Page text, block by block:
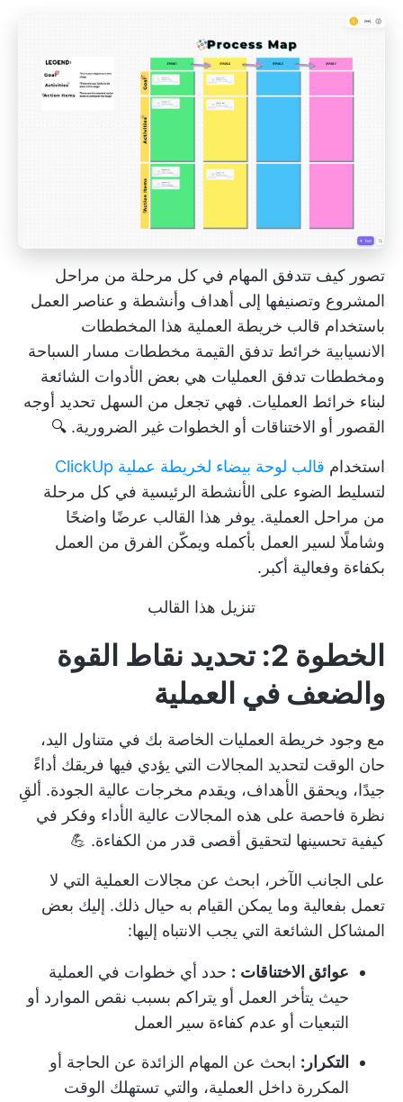
تصور كيف تتدفق المهام في كل مرحلة من مراحل
المشروع وتصنيفها إلى أهداف وأنشطة و عناصر العمل
باستخدام قالب خريطة العملية هذا المخططات
الانسيابية خرائط تدفق القيمة مخططات مسار السباحة
ومخططات تدفق العمليات هي بعض الأدوات الشائعة
لبناء خرائط العمليات. فهي تجعل من السهل تحديد أوجه
القصور أو الاختناقات أو الخطوات غير الضرورية. 🔍
استخدام قالب لوحة بيضاء لخريطة عملية ClickUp
لتسليط الضوء على الأنشطة الرئيسية في كل مرحلة
من مراحل العملية. يوفر هذا القالب عرضًا واضحًا
وشاملًا لسير العمل بأكمله ويمكّن الفرق من العمل
بكفاءة وفعالية أكبر.
تنزيل هذا القالب
الخطوة 2: تحديد نقاط القوة
والضعف في العملية
مع وجود خريطة العمليات الخاصة بك في متناول اليد،
حان الوقت لتحديد المجالات التي يؤدي فيها فريقك أداءً
جيدًا، ويحقق الأهداف، ويقدم مخرجات عالية الجودة. ألقِ
نظرة فاحصة على هذه المجالات عالية الأداء وفكر في
كيفية تحسينها لتحقيق أقصى قدر من الكفاءة. 💪
على الجانب الآخر، ابحث عن مجالات العملية التي لا
تعمل بفعالية وما يمكن القيام به حيال ذلك. إليك بعض
المشاكل الشائعة التي يجب الانتباه إليها:
عوائق الاختناقات : حدد أي خطوات في العملية
حيث يتأخر العمل أو يتراكم بسبب نقص الموارد أو
التبعيات أو عدم كفاءة سير العمل
التكرار: ابحث عن المهام الزائدة عن الحاجة أو
المكررة داخل العملية، والتي تستهلك الوقت